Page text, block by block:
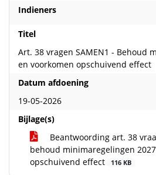
Indieners
Titel
Art. 38 vragen SAMEN1 - Behoud
en voorkomen opschuivend effect
Datum afdoening
19-05-2026
Bijlage(s)
Beantwoording art. 38
behoud minimaregelingen
opschuivend effect
116 KB